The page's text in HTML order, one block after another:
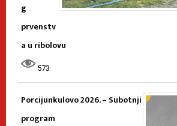
g
prvenstv
a u ribolovu
573
Porcijunkulovo 2026. – Subotnji
program